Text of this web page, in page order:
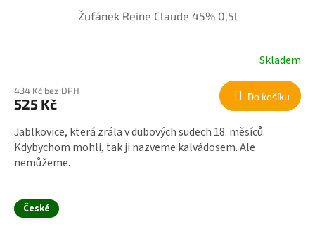
Žufánek Reine Claude 45% 0,5l
Skladem
434 Kč bez DPH
525 Kč Do košíku
Jablkovice, která zrála v dubových sudech 18. měsíců.
Kdybychom mohli, tak ji nazveme kalvádosem. Ale
nemůžeme.
České